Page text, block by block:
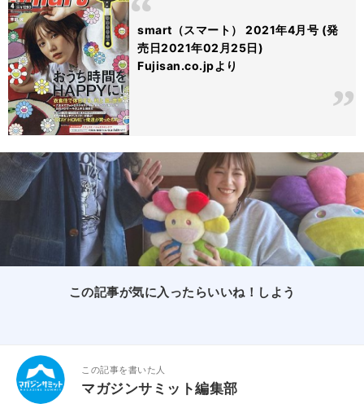
smart（スマート） 2021年4月号 (発
売日2021年02月25日)
Fujisan.co.jpより
この記事が気に入ったらいいね！しよう
この記事を書いた人
マガジンサミット編集部